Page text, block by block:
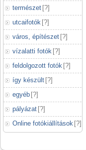
természet [?]
utcaifotók [?]
város, építészet [?]
vízalatti fotók [?]
feldolgozott fotók [?]
így készült [?]
egyéb [?]
pályázat [?]
Online fotókiállítások [?]